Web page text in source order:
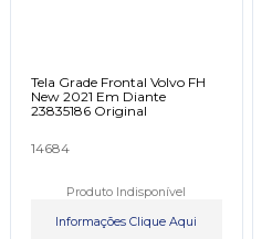
Tela Grade Frontal Volvo FH
New 2021 Em Diante
23835186 Original
14684
Produto Indisponível
Informações Clique Aqui